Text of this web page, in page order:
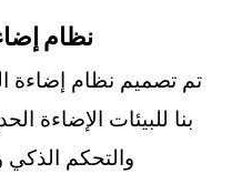
نظام
تم تصميم نظام إضاءة
بنا للبيئات الإضاءة
والتحكم الذكي